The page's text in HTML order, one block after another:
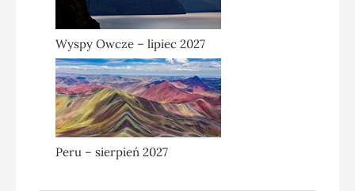
Wyspy Owcze – lipiec 2027
Peru – sierpień 2027